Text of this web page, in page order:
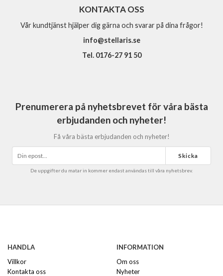
KONTAKTA OSS
Vår kundtjänst hjälper dig gärna och svarar på dina frågor!
info@stellaris.se
Tel. 0176-27 91 50
Prenumerera på nyhetsbrevet för våra bästa
erbjudanden och nyheter!
Få våra bästa erbjudanden och nyheter!
Skicka
De uppgifter du matar in kommer endast användas till våra nyhetsbrev.
HANDLA
Villkor
Kontakta oss
INFORMATION
Om oss
Nyheter